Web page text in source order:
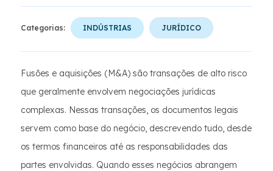
Categorias: INDÚSTRIAS JURÍDICO
Fusões e aquisições (M&A) são transações de alto risco
que geralmente envolvem negociações jurídicas
complexas. Nessas transações, os documentos legais
servem como base do negócio, descrevendo tudo, desde
os termos financeiros até as responsabilidades das
partes envolvidas. Quando esses negócios abrangem